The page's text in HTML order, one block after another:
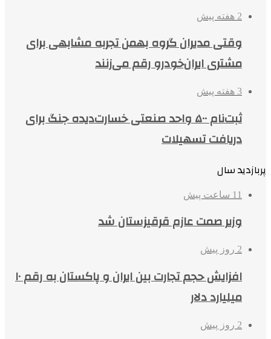
2 هفته پیش
وقتی مدیران گروه بهمن تجربه مشابهی برای
مشتری ایران‌خودرو رقم می‌زنند
3 هفته پیش
ثبت‌نام ۵۰۰ واحد صنعتی خسارت‌دیده جنگ برای
دریافت تسهیلات
پربازدید سال
11 ساعت پیش
وزیر صمت عازم قرقیزستان شد
2 روز پیش
افزایش حجم تجارت بین ایران و پاکستان به رقم ۱۰
میلیارد دلار
2 روز پیش